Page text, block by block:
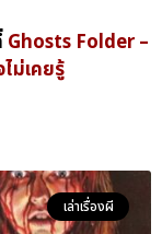
Ghosts Folder –
ม่เคยรู้
เล่าเรื่องผี